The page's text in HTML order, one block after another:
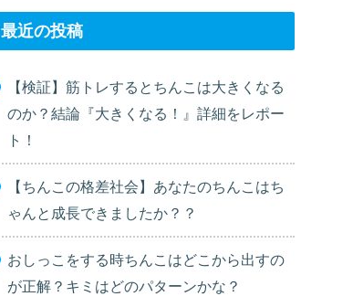
最近の投稿
【検証】筋トレするとちんこは大きくなる
のか？結論『大きくなる！』詳細をレポー
ト！
【ちんこの格差社会】あなたのちんこはち
ゃんと成長できましたか？？
おしっこをする時ちんこはどこから出すの
が正解？キミはどのパターンかな？